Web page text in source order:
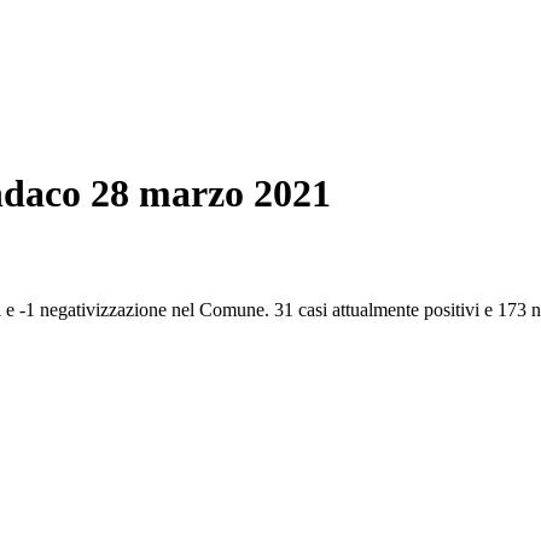
28 marzo 2021
1 negativizzazione nel Comune. 31 casi attualmente positivi e 173